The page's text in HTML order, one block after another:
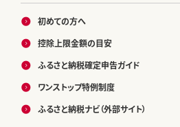
初めての方へ
控除上限金額の目安
ふるさと納税確定申告ガイド
ワンストップ特例制度
ふるさと納税ナビ（外部サイト）